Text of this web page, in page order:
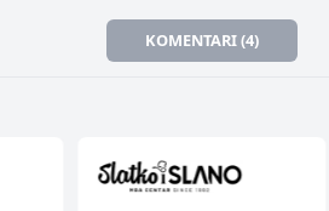
KOMENTARI (4)